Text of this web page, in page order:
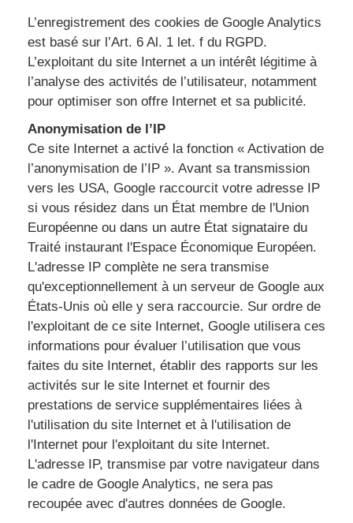
L’enregistrement des cookies de Google Analytics
est basé sur l’Art. 6 Al. 1 let. f du RGPD.
L’exploitant du site Internet a un intérêt légitime à
l’analyse des activités de l’utilisateur, notamment
pour optimiser son offre Internet et sa publicité.
Anonymisation de l’IP
Ce site Internet a activé la fonction « Activation de
l’anonymisation de l’IP ». Avant sa transmission
vers les USA, Google raccourcit votre adresse IP
si vous résidez dans un État membre de l'Union
Européenne ou dans un autre État signataire du
Traité instaurant l'Espace Économique Européen.
L'adresse IP complète ne sera transmise
qu'exceptionnellement à un serveur de Google aux
États-Unis où elle y sera raccourcie. Sur ordre de
l'exploitant de ce site Internet, Google utilisera ces
informations pour évaluer l’utilisation que vous
faites du site Internet, établir des rapports sur les
activités sur le site Internet et fournir des
prestations de service supplémentaires liées à
l'utilisation du site Internet et à l'utilisation de
l'Internet pour l'exploitant du site Internet.
L'adresse IP, transmise par votre navigateur dans
le cadre de Google Analytics, ne sera pas
recoupée avec d'autres données de Google.